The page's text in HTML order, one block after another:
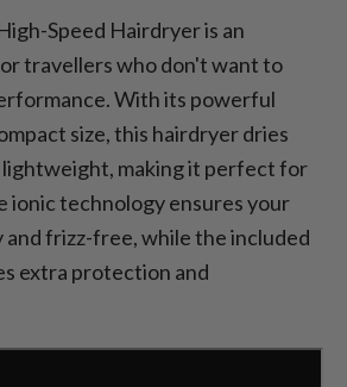
Speed Hairdryer is an
travellers who don't want to
With its powerful
size, this hairdryer dries
lightweight, making it perfect for
ionic technology ensures your
and frizz-free, while the included
extra protection and